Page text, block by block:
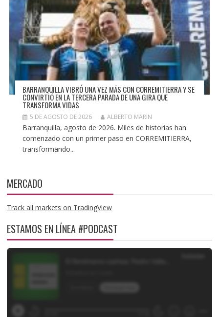
BARRANQUILLA VIBRÓ UNA VEZ MÁS CON CORREMITIERRA Y SE
CONVIRTIÓ EN LA TERCERA PARADA DE UNA GIRA QUE
TRANSFORMA VIDAS
5 DE AGOSTO DE 2026 ALBERTO MARIN
Barranquilla, agosto de 2026. Miles de historias han
comenzado con un primer paso en CORREMITIERRA,
transformando...
MERCADO
Track all markets on TradingView
ESTAMOS EN LÍNEA #PODCAST